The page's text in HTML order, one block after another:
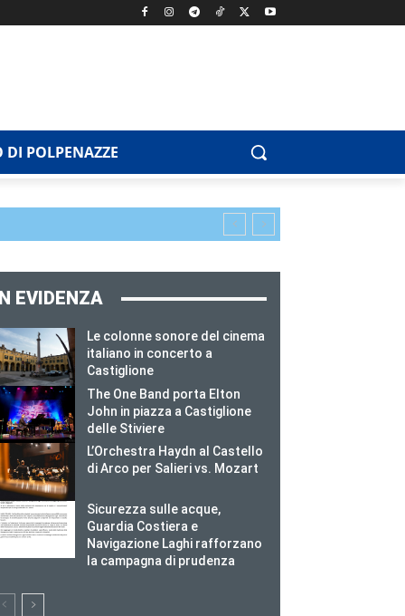
DI POLPENAZZE
EVIDENZA
Le colonne sonore del cinema
italiano in concerto a
Castiglione
The One Band porta Elton
John in piazza a Castiglione
delle Stiviere
L’Orchestra Haydn al Castello
di Arco per Salieri vs. Mozart
Sicurezza sulle acque,
Guardia Costiera e
Navigazione Laghi rafforzano
la campagna di prudenza